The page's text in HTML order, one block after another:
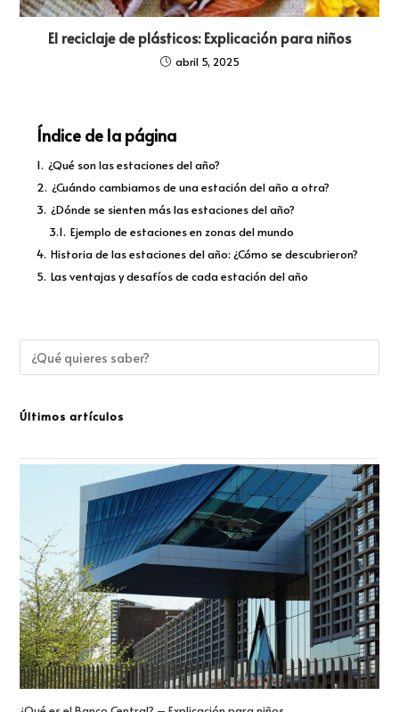
El reciclaje de plásticos: Explicación para niños
abril 5, 2025
Índice de la página
1. ¿Qué son las estaciones del año?
2. ¿Cuándo cambiamos de una estación del año a otra?
3. ¿Dónde se sienten más las estaciones del año?
3.1. Ejemplo de estaciones en zonas del mundo
4. Historia de las estaciones del año: ¿Cómo se descubrieron?
5. Las ventajas y desafíos de cada estación del año
Últimos artículos